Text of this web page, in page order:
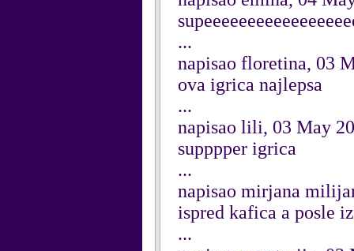
...
napisao floretina, 03
ova igrica najlepsa
...
napisao lili, 03 May
supppper igrica
...
napisao mirjana
ispred kafica a posle
...